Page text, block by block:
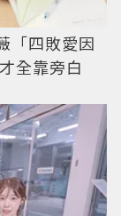
「四敗愛因
全靠旁白